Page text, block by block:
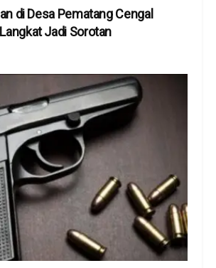
di Desa Pematang Cengal
Jadi Sorotan